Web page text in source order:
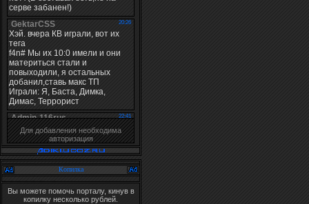
Для добавления необходима
авторизация
Копилка
Вы можете помочь порталу, кинув в
копилку несколько рублей.